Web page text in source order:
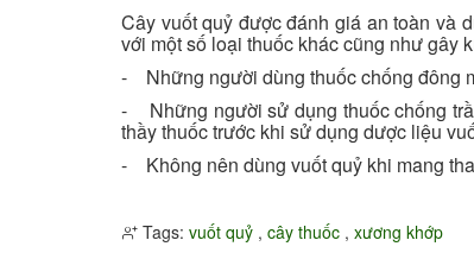
Cây vuốt quỷ được đánh giá an toàn và
với một số loại thuốc khác cũng như gây
- Những người dùng thuốc chống đông
- Những người sử dụng thuốc chống
thầy thuốc trước khi sử dụng dược liệu
- Không nên dùng vuốt quỷ khi mang
Tags: vuốt quỷ , cây thuốc , xương khớp